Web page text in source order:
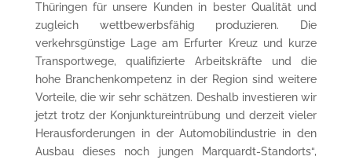
Thüringen für unsere Kunden in bester Qualität und
zugleich wettbewerbsfähig produzieren. Die
verkehrsgünstige Lage am Erfurter Kreuz und kurze
Transportwege, qualifizierte Arbeitskräfte und die
hohe Branchenkompetenz in der Region sind weitere
Vorteile, die wir sehr schätzen. Deshalb investieren wir
jetzt trotz der Konjunktureintrübung und derzeit vieler
Herausforderungen in der Automobilindustrie in den
Ausbau dieses noch jungen Marquardt-Standorts“,